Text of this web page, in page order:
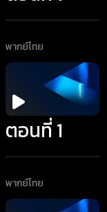
พากย์ไทย
ตอนที่ 1
พากย์ไทย